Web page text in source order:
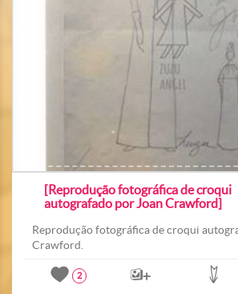
[Reprodução fotográfica de croqui
autografado por Joan Crawford]
Reprodução fotográfica de croqui
Crawford.
2